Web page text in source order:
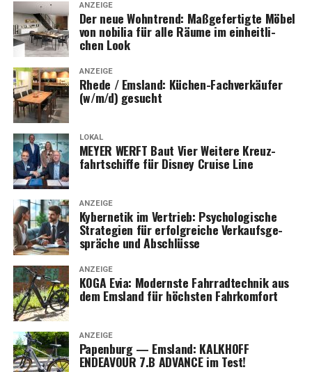
ANZEIGE
Der neue Wohn­trend: Maß­ge­fer­tig­te Möbel
von nobi­lia für alle Räu­me im ein­heit­li­
chen Look
ANZEIGE
Rhe­de / Ems­land: Küchen-Fach­ver­käu­fer
(w/m/d) gesucht
LOKAL
MEYER WERFT Baut Vier Wei­te­re Kreuz­
fahrt­schif­fe für Dis­ney Crui­se Line
ANZEIGE
Kyber­ne­tik im Ver­trieb: Psy­cho­lo­gi­sche
Stra­te­gien für erfolg­rei­che Ver­kaufs­ge­
sprä­che und Abschlüsse
ANZEIGE
KOGA Evia: Moderns­te Fahr­rad­tech­nik aus
dem Ems­land für höchs­ten Fahrkomfort
ANZEIGE
Papen­burg — Ems­land: KALKHOFF
ENDEAVOUR 7.B ADVANCE im Test!